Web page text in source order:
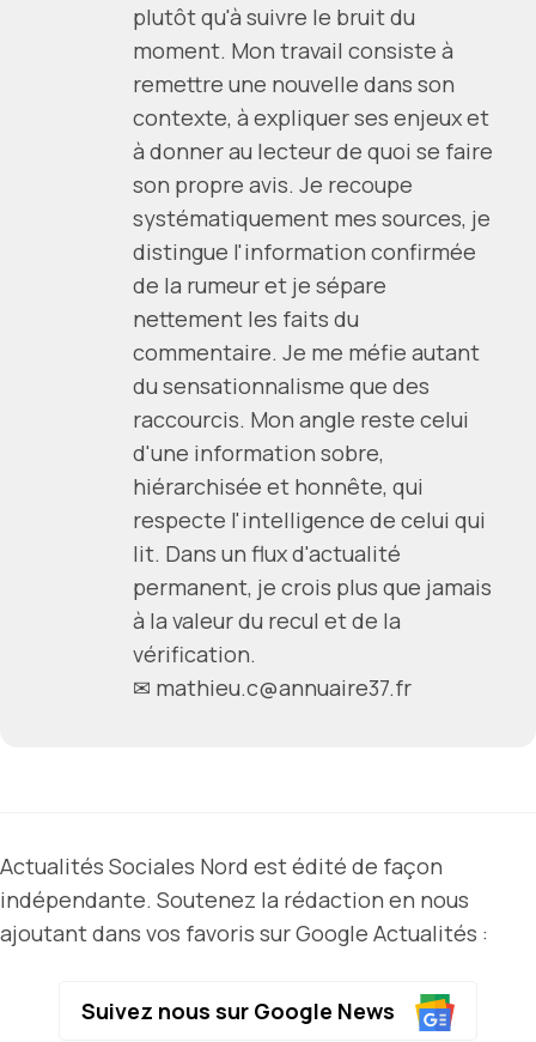
plutôt qu'à suivre le bruit du
moment. Mon travail consiste à
remettre une nouvelle dans son
contexte, à expliquer ses enjeux et
à donner au lecteur de quoi se faire
son propre avis. Je recoupe
systématiquement mes sources, je
distingue l'information confirmée
de la rumeur et je sépare
nettement les faits du
commentaire. Je me méfie autant
du sensationnalisme que des
raccourcis. Mon angle reste celui
d'une information sobre,
hiérarchisée et honnête, qui
respecte l'intelligence de celui qui
lit. Dans un flux d'actualité
permanent, je crois plus que jamais
à la valeur du recul et de la
vérification.
✉ mathieu.c@annuaire37.fr
Actualités Sociales Nord est édité de façon
indépendante. Soutenez la rédaction en nous
ajoutant dans vos favoris sur Google Actualités :
Suivez nous sur Google News